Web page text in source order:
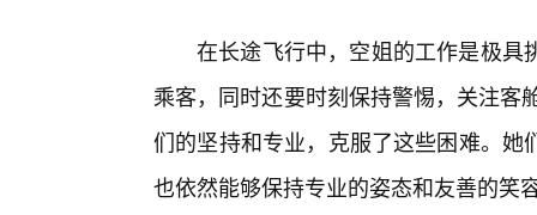
在长途飞行中，空姐的工作是极具
乘客，同时还要时刻保持警惕，关注客
们的坚持和专业，克服了这些困难。
也依然能够保持专业的姿态和友善的笑